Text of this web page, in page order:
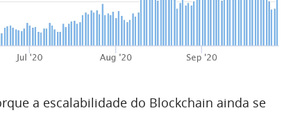
a escalabilidade do Blockchain ainda se